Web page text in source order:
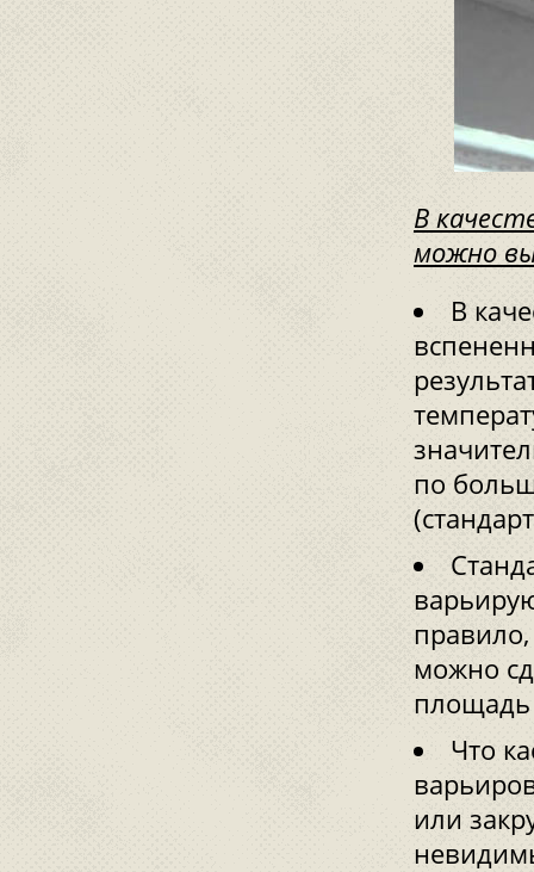
В
можно
В
по
можно
Что
или